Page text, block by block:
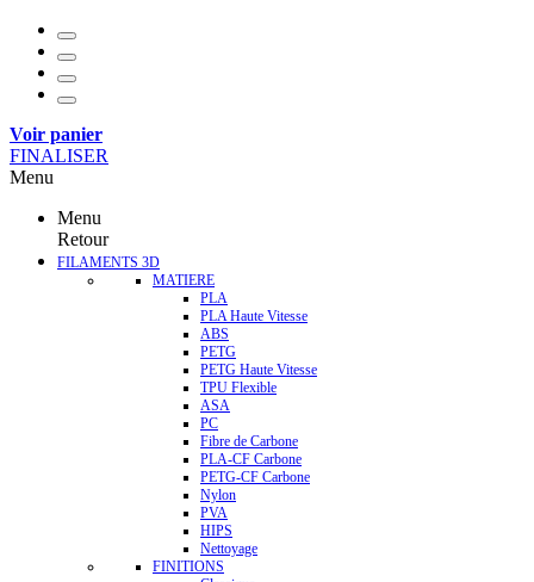
Voir panier
FINALISER
Menu
Menu
Retour
FILAMENTS 3D
MATIERE
PLA
PLA Haute Vitesse
ABS
PETG
PETG Haute Vitesse
TPU Flexible
ASA
PC
Fibre de Carbone
PLA-CF Carbone
PETG-CF Carbone
Nylon
PVA
HIPS
Nettoyage
FINITIONS